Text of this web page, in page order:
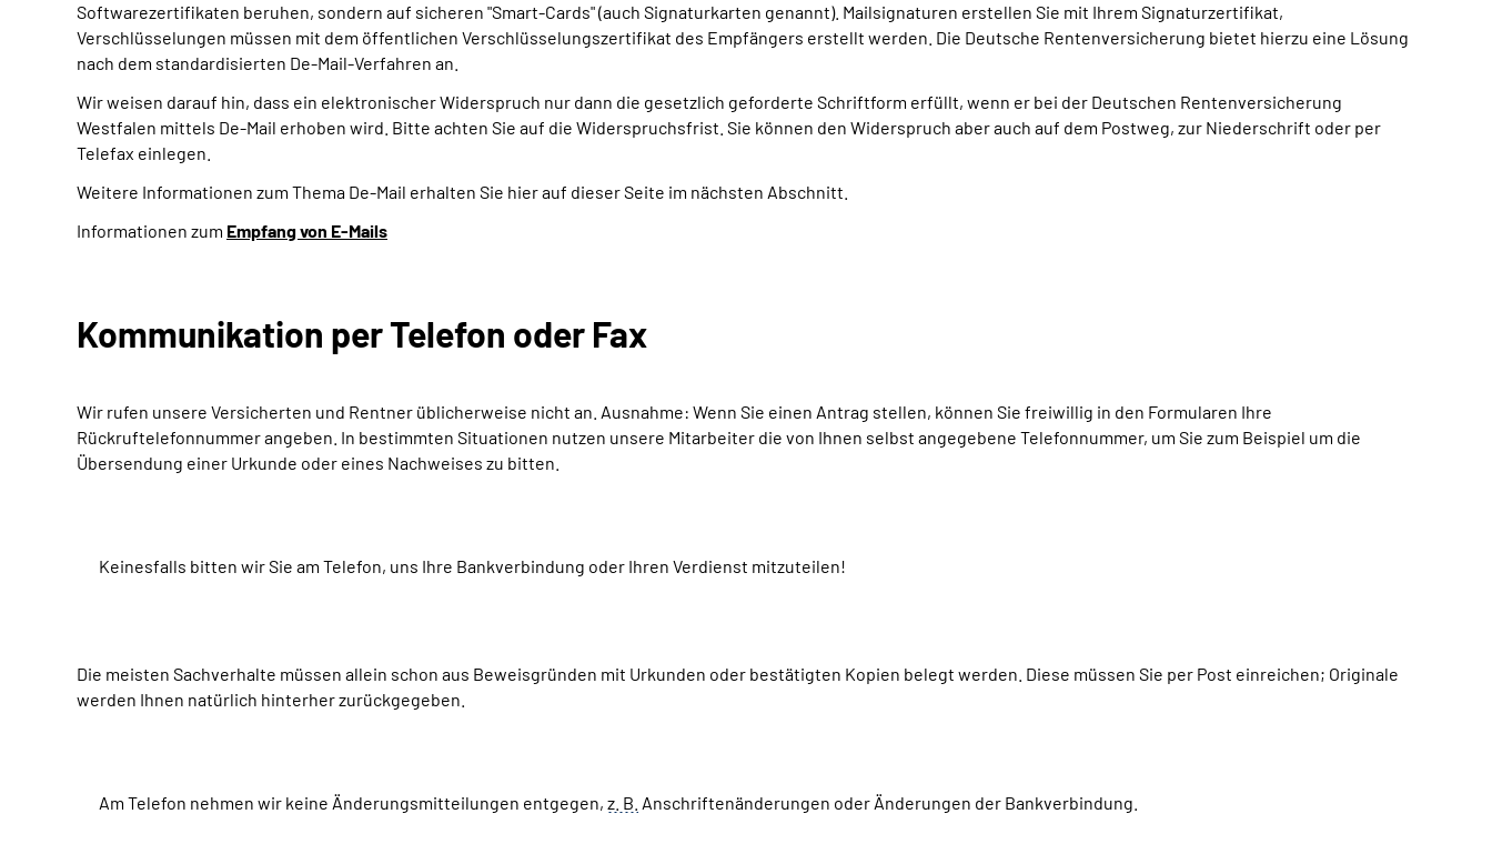
Softwarezertifikaten beruhen, sondern auf sicheren "Smart-Cards" (auch Signaturkarten genannt). Mailsignaturen erstellen Sie mit Ihrem Signaturzertifikat,
Verschlüsselungen müssen mit dem öffentlichen Verschlüsselungszertifikat des Empfängers erstellt werden. Die Deutsche Rentenversicherung bietet hierzu eine Lösung
nach dem standardisierten De-Mail-Verfahren an.
Wir weisen darauf hin, dass ein elektronischer Widerspruch nur dann die gesetzlich geforderte Schriftform erfüllt, wenn er bei der Deutschen Rentenversicherung
Westfalen mittels De-Mail erhoben wird. Bitte achten Sie auf die Widerspruchsfrist. Sie können den Widerspruch aber auch auf dem Postweg, zur Niederschrift oder per
Telefax einlegen.
Weitere Informationen zum Thema De-Mail erhalten Sie hier auf dieser Seite im nächsten Abschnitt.
Informationen zum Empfang von E-Mails
Kommunikation per Telefon oder Fax
Wir rufen unsere Versicherten und Rentner üblicherweise nicht an. Ausnahme: Wenn Sie einen Antrag stellen, können Sie freiwillig in den Formularen Ihre
Rückruftelefonnummer angeben. In bestimmten Situationen nutzen unsere Mitarbeiter die von Ihnen selbst angegebene Telefonnummer, um Sie zum Beispiel um die
Übersendung einer Urkunde oder eines Nachweises zu bitten.
Keinesfalls bitten wir Sie am Telefon, uns Ihre Bankverbindung oder Ihren Verdienst mitzuteilen!
Die meisten Sachverhalte müssen allein schon aus Beweisgründen mit Urkunden oder bestätigten Kopien belegt werden. Diese müssen Sie per Post einreichen; Originale
werden Ihnen natürlich hinterher zurückgegeben.
Am Telefon nehmen wir keine Änderungsmitteilungen entgegen, z. B. Anschriftenänderungen oder Änderungen der Bankverbindung.